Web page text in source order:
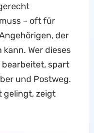
– oft für
der
Wer dieses
bearbeitet, spart
und Postweg.
gelingt, zeigt